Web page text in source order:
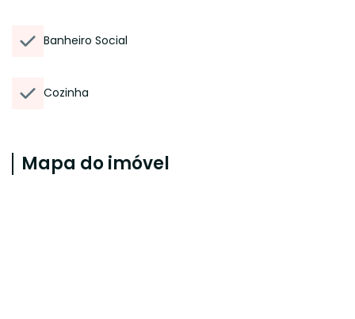
Banheiro Social
Cozinha
Mapa do imóvel